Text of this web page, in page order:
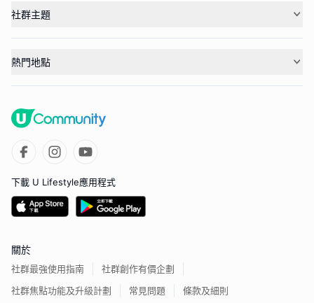
社群主題
熱門地點
下載 U Lifestyle應用程式
關於
社群最強使用指南
社群創作有價企劃
社群焦點功能及升級計劃
常見問題 條款及細則